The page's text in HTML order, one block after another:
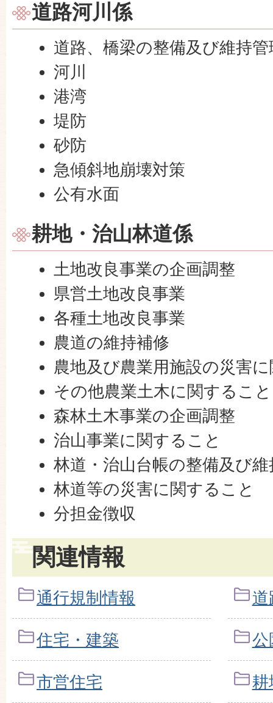
道路河川係
道路、橋梁の整備及び維持管
河川
港湾
堤防
砂防
急傾斜地崩壊対策
公有水面
耕地・治山林道係
土地改良事業の企画調整
県営土地改良事業
各種土地改良事業
農道の維持補修
農地及び農業用施設の災害
その他農業土木に関すること
森林土木事業の企画調整
治山事業に関すること
林道・治山台帳の整備及び維
林道等の災害に関すること
分担金徴収
関連情報
通行規制情報 道
住宅・建築 公
市営住宅 耕